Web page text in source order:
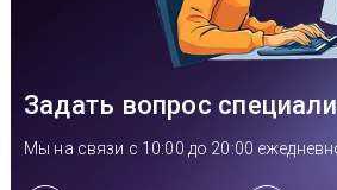
Контакты
Гарантия
Задать вопрос
Мы на связи с 10:00 до 20:00